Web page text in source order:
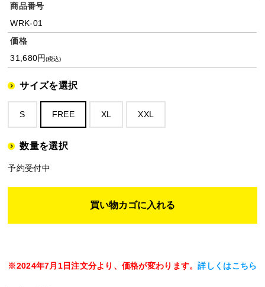
商品番号
WRK-01
価格
31,680円(税込)
サイズを選択
S FREE XL XXL
数量を選択
予約受付中
※2024年7月1日注文分より、価格が変わります。詳しくはこちら